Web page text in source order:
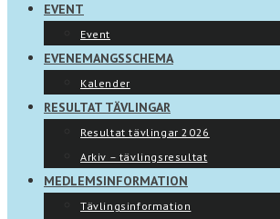
EVENT
Event
EVENEMANGSSCHEMA
Kalender
RESULTAT TÄVLINGAR
Resultat tävlingar 2026
Arkiv – tävlingsresultat
MEDLEMSINFORMATION
Tävlingsinformation